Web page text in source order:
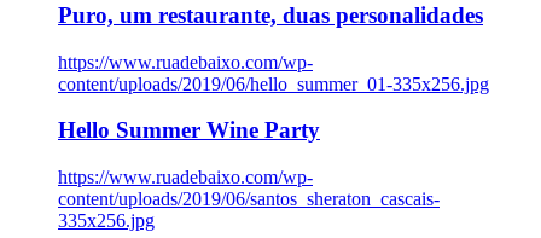
Puro, um restaurante, duas personalidades
https://www.ruadebaixo.com/wp-
content/uploads/2019/06/hello_summer_01-335x256.jpg
Hello Summer Wine Party
https://www.ruadebaixo.com/wp-
content/uploads/2019/06/santos_sheraton_cascais-
335x256.jpg